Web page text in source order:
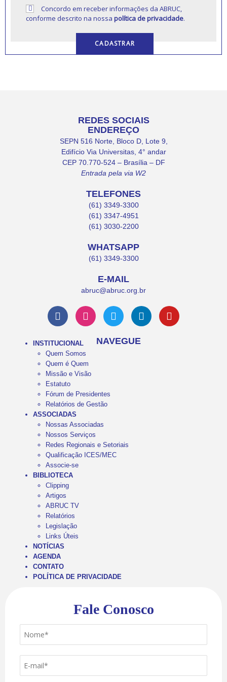
Concordo em receber informações da ABRUC,
conforme descrito na nossapolítica de privacidade.
REDES SOCIAIS
ENDEREÇO
SEPN 516 Norte, Bloco D, Lote 9,
Edifício Via Universitas, 4° andar
CEP 70.770-524 – Brasília – DF
Entrada pela via W2
TELEFONES
(61) 3349-3300
(61) 3347-4951
(61) 3030-2200
WHATSAPP
(61) 3349-3300
E-MAIL
abruc@abruc.org.br
NAVEGUE
INSTITUCIONAL
Quem Somos
Quem é Quem
Missão e Visão
Estatuto
Fórum de Presidentes
Relatórios de Gestão
ASSOCIADAS
Nossas Associadas
Nossos Serviços
Redes Regionais e Setoriais
Qualificação ICES/MEC
Associe-se
BIBLIOTECA
Clipping
Artigos
ABRUC TV
Relatórios
Legislação
Links Úteis
NOTÍCIAS
AGENDA
CONTATO
POLÍTICA DE PRIVACIDADE
Fale Conosco